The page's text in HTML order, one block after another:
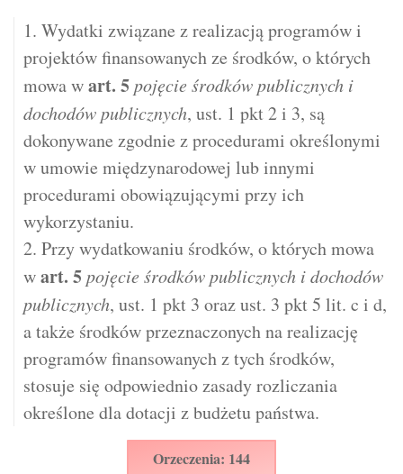
1. Wydatki związane z realizacją programów i
projektów finansowanych ze środków, o których
mowa wart. 5 pojęcie środków publicznych i
dochodów publicznych, ust. 1 pkt 2 i 3, są
dokonywane zgodnie z procedurami określonymi
w umowie międzynarodowej lub innymi
procedurami obowiązującymi przy ich
wykorzystaniu.
2. Przy wydatkowaniu środków, o których mowa
wart. 5 pojęcie środków publicznych i dochodów
publicznych, ust. 1 pkt 3 oraz ust. 3 pkt 5 lit. c i d,
a także środków przeznaczonych na realizację
programów finansowanych z tych środków,
stosuje się odpowiednio zasady rozliczania
określone dla dotacji z budżetu państwa.
Orzeczenia: 144